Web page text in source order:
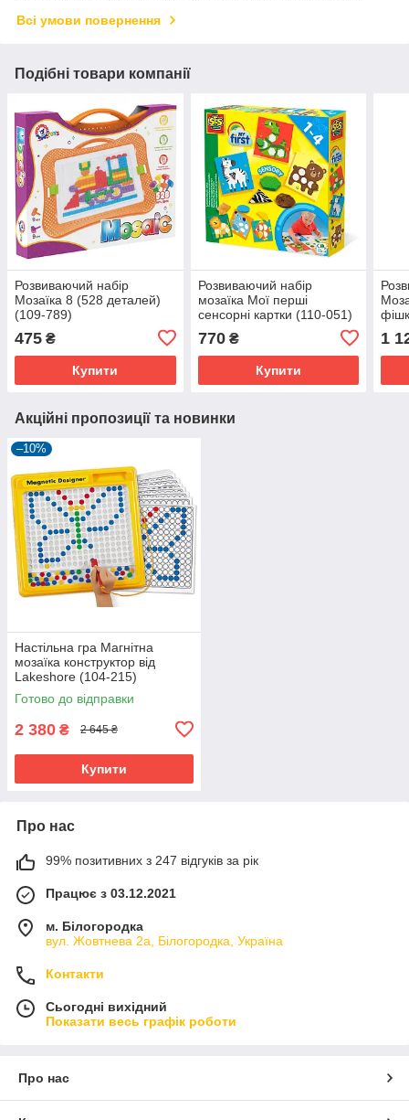
Всі умови повернення
Подібні товари компанії
Розвиваючий набір
Мозаїка 8 (528 деталей)
(109-789)
475 ₴
Купити
Розвиваючий набір
мозаїка Мої перші
сенсорні картки (110-051)
770₴
Купити
1
Акційні пропозиції та новинки
–10%
Настільна гра Магнітна
мозаїка конструктор від
Lakeshore (104-215)
Готово до відправки
2 380 ₴ 2 645 ₴
Купити
Про нас
99% позитивних з 247 відгуків за рік
Працює з 03.12.2021
м. Білогородка
вул. Жовтнева 2а, Білогородка, Україна
Контакти
Сьогодні вихідний
Показати весь графік роботи
Про нас